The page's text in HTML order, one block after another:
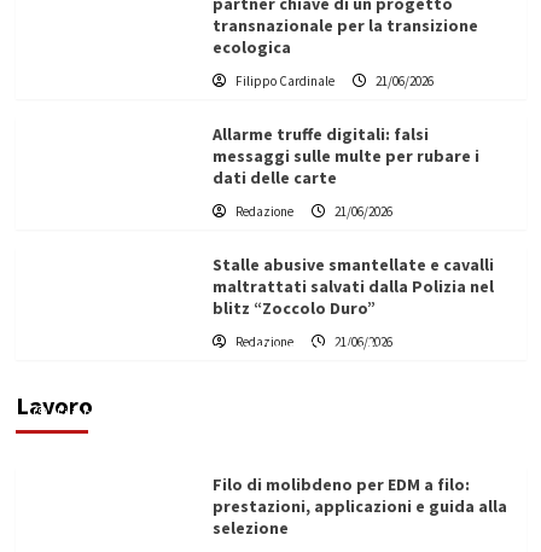
transnazionale per la transizione
ecologica
Filippo Cardinale 21/06/2026
Allarme truffe digitali: falsi
messaggi sulle multe per rubare i
dati delle carte
Redazione 21/06/2026
Stalle abusive smantellate e cavalli
maltrattati salvati dalla Polizia nel
blitz “Zoccolo Duro”
Redazione 21/06/2026
Lavoro
L’ingegnere saccense Buscarnera partner chiave
di un progetto transnazionale per la transizione
Filippo Cardinale
Filo di molibdeno per EDM a filo:
prestazioni, applicazioni e guida alla
selezione